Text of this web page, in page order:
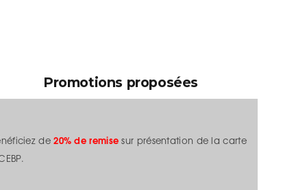
Promotions proposées
de20% de remise sur présentation de la carte